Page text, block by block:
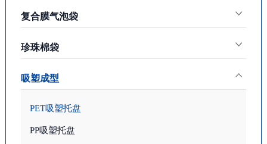
复合膜气泡袋
珍珠棉袋
吸塑成型
PET吸塑托盘
PP吸塑托盘